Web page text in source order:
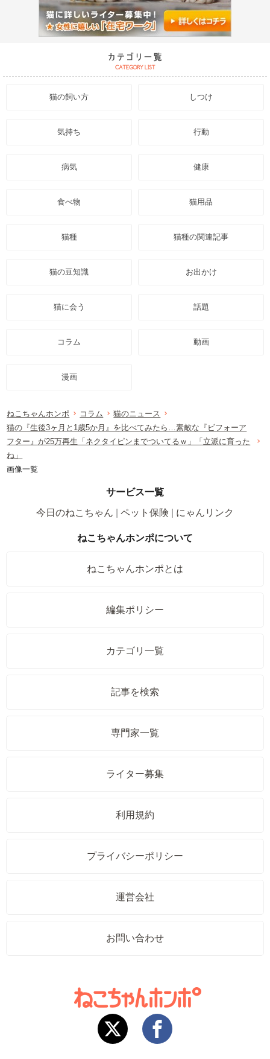
猫の飼い方 しつけ
気持ち 行動
病気 健康
食べ物 猫用品
猫種 猫種の関連記事
猫の豆知識 お出かけ
猫に会う 話題
コラム 動画
漫画
ねこちゃんホンポ コラム
猫のニュース
猫の『生後3ヶ月と1歳5か月』を比べてみたら…素敵な『ビフォーア
フター』が25万再生「ネクタイピンまでついてるｗ」「立派に育った
ね」
画像一覧
サービス一覧
今日のねこちゃん
ペット保険 にゃんリンク
ねこちゃんホンポについて
ねこちゃんホンポとは
編集ポリシー
カテゴリ一覧
記事を検索
専門家一覧
ライター募集
利用規約
プライバシーポリシー
運営会社
お問い合わせ